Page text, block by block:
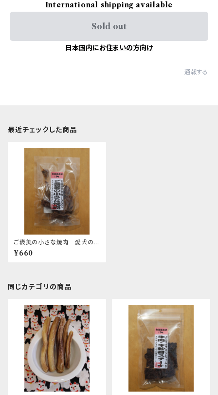
International shipping available
Sold out
日本国内にお住まいの方向け
通報する
最近チェックした商品
ご褒美の小さな焼肉 愛犬の健
康おやつ
¥660
同じカテゴリの商品